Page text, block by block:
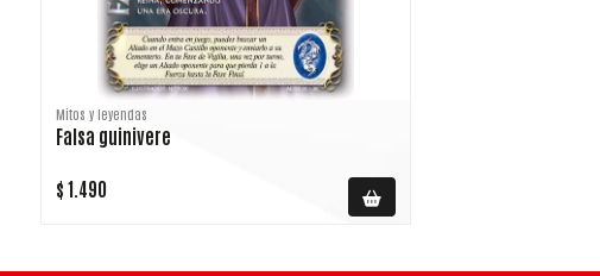
Mitos y leyendas
Falsa guinivere
$ 1.490